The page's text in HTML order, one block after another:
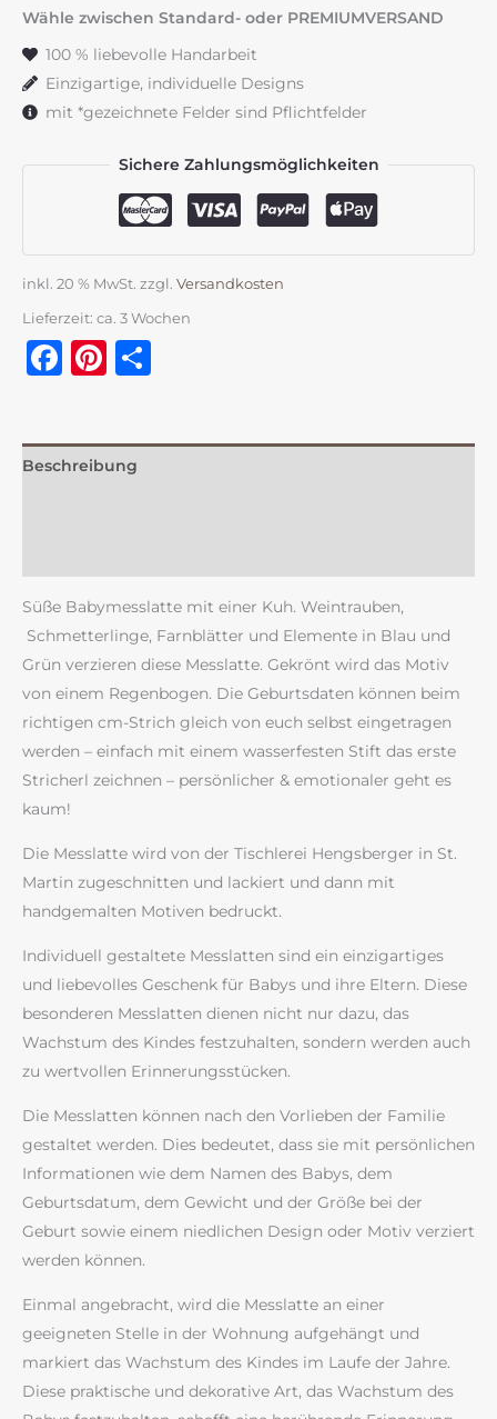
cm
blau
&
Wähle zwischen Standard- oder PREMIUMVERSAND
100 % liebevolle Handarbeit
Einzigartige, individuelle Designs
mit *gezeichnete Felder sind Pflichtfelder
Sichere Zahlungsmöglichkeiten
inkl. 20 % MwSt. zzgl. Versandkosten
Lieferzeit: ca. 3 Wochen
Facebook
Pinterest
Beschreibung
Süße Babymesslatte mit einer Kuh. Weintrauben,
Schmetterlinge, Farnblätter und Elemente in Blau und
Grün verzieren diese Messlatte. Gekrönt wird das Motiv
von einem Regenbogen. Die Geburtsdaten können beim
richtigen cm-Strich gleich von euch selbst eingetragen
werden – einfach mit einem wasserfesten Stift das erste
Stricherl zeichnen – persönlicher & emotionaler geht es
kaum!
Die Messlatte wird von der Tischlerei Hengsberger in St.
Martin zugeschnitten und lackiert und dann mit
handgemalten Motiven bedruckt.
Individuell gestaltete Messlatten sind ein einzigartiges
und liebevolles Geschenk für Babys und ihre Eltern. Diese
besonderen Messlatten dienen nicht nur dazu, das
Wachstum des Kindes festzuhalten, sondern werden auch
zu wertvollen Erinnerungsstücken.
Die Messlatten können nach den Vorlieben der Familie
gestaltet werden. Dies bedeutet, dass sie mit persönlichen
Informationen wie dem Namen des Babys, dem
Geburtsdatum, dem Gewicht und der Größe bei der
Geburt sowie einem niedlichen Design oder Motiv verziert
werden können.
Einmal angebracht, wird die Messlatte an einer
geeigneten Stelle in der Wohnung aufgehängt und
markiert das Wachstum des Kindes im Laufe der Jahre.
Diese praktische und dekorative Art, das Wachstum des